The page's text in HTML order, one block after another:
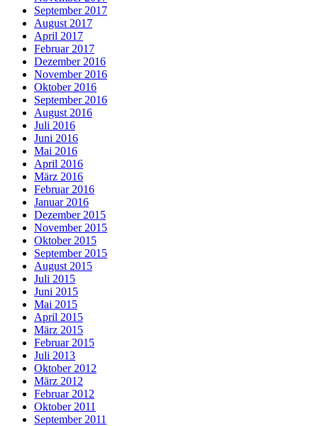
September 2017
August 2017
April 2017
Februar 2017
Dezember 2016
November 2016
Oktober 2016
September 2016
August 2016
Juli 2016
Juni 2016
Mai 2016
April 2016
März 2016
Februar 2016
Januar 2016
Dezember 2015
November 2015
Oktober 2015
September 2015
August 2015
Juli 2015
Juni 2015
Mai 2015
April 2015
März 2015
Februar 2015
Juli 2013
Oktober 2012
März 2012
Februar 2012
Oktober 2011
September 2011